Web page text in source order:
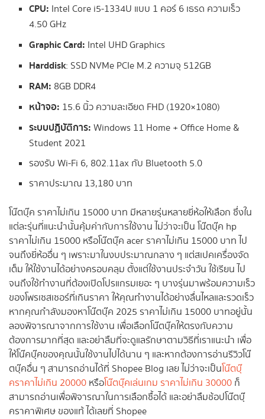
CPU: Intel Core i5-1334U แบบ 1 คอร์ 6 เธรด ความเร็ว
4.50 GHz
Graphic Card: Intel UHD Graphics
Harddisk: SSD NVMe PCIe M.2 ความจุ 512GB
RAM: 8GB DDR4
หน้าจอ: 15.6 นิ้ว ความละเอียด FHD (1920×1080)
ระบบปฏิบัติการ: Windows 11 Home + Office Home &
Student 2021
รองรับ Wi-Fi 6, 802.11ax กับ Bluetooth 5.0
ราคาประมาณ 13,180 บาท
โน๊ตบุ๊ค ราคาไม่เกิน 15000 บาท มีหลายรุ่นหลายยี่ห้อให้เลือก ซึ่งใน
แต่ละรุ่นที่แนะนำนั้นคุ้มค่ากับการใช้งาน ไม่ว่าจะเป็น โน๊ตบุ๊ค hp
ราคาไม่เกิน 15000 หรือโน๊ตบุ๊ค acer ราคาไม่เกิน 15000 บาท ไป
จนถึงยี่ห้ออื่น ๆ เพราะมาในงบประมาณกลาง ๆ แต่สเปคเครื่องจัด
เต็ม ให้ใช้งานได้อย่างครอบคลุม ตั้งแต่ใช้งานประจำวัน ใช้เรียน ไป
จนถึงใช้ทำงานที่ต้องเปิดโปรแกรมเยอะ ๆ บางรุ่นมาพร้อมความเร็ว
ของโพรเซสเซอร์ที่เกินราคา ให้คุณทำงานได้อย่างลื่นไหลและรวดเร็ว
หากคุณกำลังมองหาโน๊ตบุ๊ค 2025 ราคาไม่เกิน 15000 บาทอยู่นั้น
ลองพิจารณาจากการใช้งาน เพื่อเลือกโน๊ตบุ๊คให้ตรงกับความ
ต้องการมากที่สุด และอย่าลืมที่จะดูแลรักษาตามวิธีที่เราแนะนำ เพื่อ
ให้โน๊คบุ๊คของคุณนั้นใช้งานไปได้นาน ๆ และหากต้องการอ่านรีวิวโน๊
ตบุ๊คอื่น ๆ สามารถอ่านได้ที่ Shopee Blog เลย ไม่ว่าจะเป็นโน๊ตบุ๊
คราคาไม่เกิน 20000 หรือโน๊ตบุ๊คเล่นเกม ราคาไม่เกิน 30000 ก็
สามารถอ่านเพื่อพิจารณาในการเลือกซื้อได้ และอย่าลืมช้อปโน๊ตบุ๊
คราคาพิเศษ ของแท้ ได้เลยที่ Shopee